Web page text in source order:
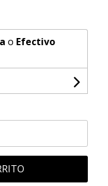
o Efectivo